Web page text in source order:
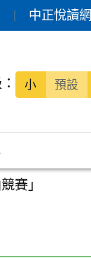
中正悅讀網
小 預設
賽」